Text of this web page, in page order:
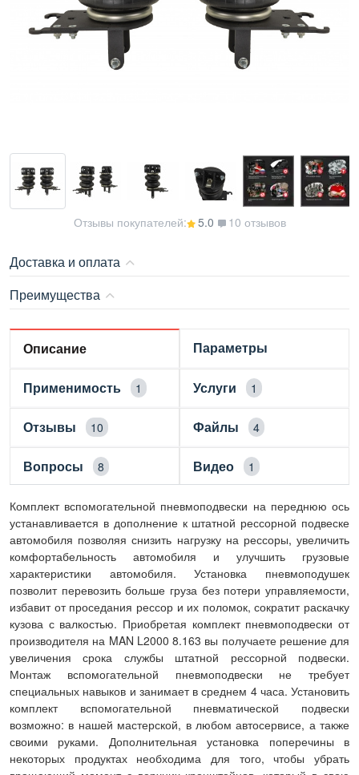
Отзывы покупателей: 5.0 10 отзывов
Доставка и оплата
Преимущества
Описание Параметры
Применимость 1 Услуги 1
Отзывы 10 Файлы 4
Вопросы 8 Видео 1
Комплект вспомогательной пневмоподвески на переднюю ось
устанавливается в дополнение к штатной рессорной подвеске
автомобиля позволяя снизить нагрузку на рессоры, увеличить
комфортабельность автомобиля и улучшить грузовые
характеристики автомобиля. Установка пневмоподушек
позволит перевозить больше груза без потери управляемости,
избавит от проседания рессор и их поломок, сократит раскачку
кузова с валкостью. Приобретая комплект пневмоподвески от
производителя на MAN L2000 8.163 вы получаете решение для
увеличения срока службы штатной рессорной подвески.
Монтаж вспомогательной пневмоподвески не требует
специальных навыков и занимает в среднем 4 часа. Установить
комплект вспомогательной пневматической подвески
возможно: в нашей мастерской, в любом автосервисе, а также
своими руками. Дополнительная установка поперечины в
некоторых продуктах необходима для того, чтобы убрать